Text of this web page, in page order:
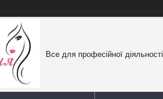
Все для професійної діяльності